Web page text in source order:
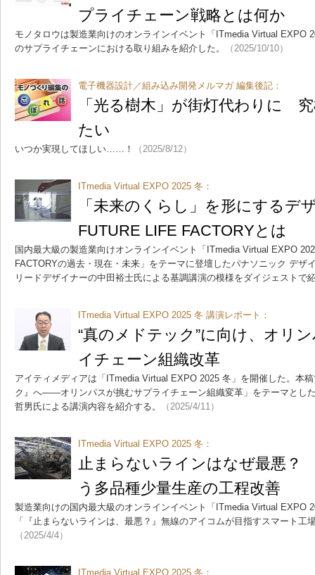
プライチェーン戦略とは何か
モノタロウは製造業向けのオンラインイベント「ITmedia Virtual EXPO
のサプライチェーンにおける取り組みを紹介した。
（2025/10/10）
電子機器設計／組み込み開発メルマガ 編集後記：
「光る樹木」が街灯代わりに
たい
いつか実現してほしい……！ （2025/8/12）
ITmedia Virtual EXPO 2025 冬：
「未来のくらし」を形にする
FUTURE LIFE FACTORYとは
国内最大級の製造業向けオンラインイベント「ITmedia Virtual EXPO
FACTORYの過去・現在・未来」をテーマに登壇したパナソニック デザ
リードデザイナーの中田裕士氏による基調講演の模様をダイジェストで
ITmedia Virtual EXPO 2025 冬 講演レポート：
“真のメドテック”に向け、オリ
イチェーン組織改革
アイティメディアは「ITmedia Virtual EXPO 2025 冬」を開催した。本
ク』へ――オリンパスが挑むサプライチェーン組織変革」をテーマとし
哲男氏による講演内容を紹介する。
（2025/4/11）
ITmedia Virtual EXPO 2025 冬：
止まらないラインはなぜ最悪？
う多品種少量生産の工程改善
製造業向けの国内最大級のオンラインイベント「ITmedia Virtual EXPO
「『止まらないラインは、最悪？』無線のアイコムが目指すスマート工
（2025/4/4）
ITmedia Virtual EXPO 2025 冬：